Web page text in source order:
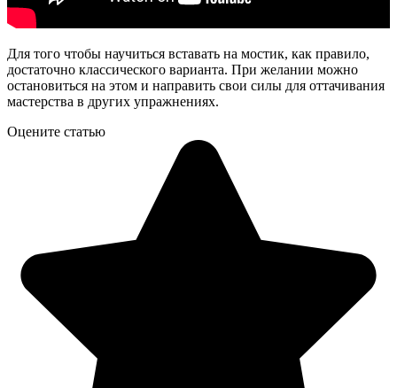
Для того чтобы научиться вставать на мостик, как правило,
достаточно классического варианта. При желании можно
остановиться на этом и направить свои силы для оттачивания
мастерства в других упражнениях.
Оцените статью